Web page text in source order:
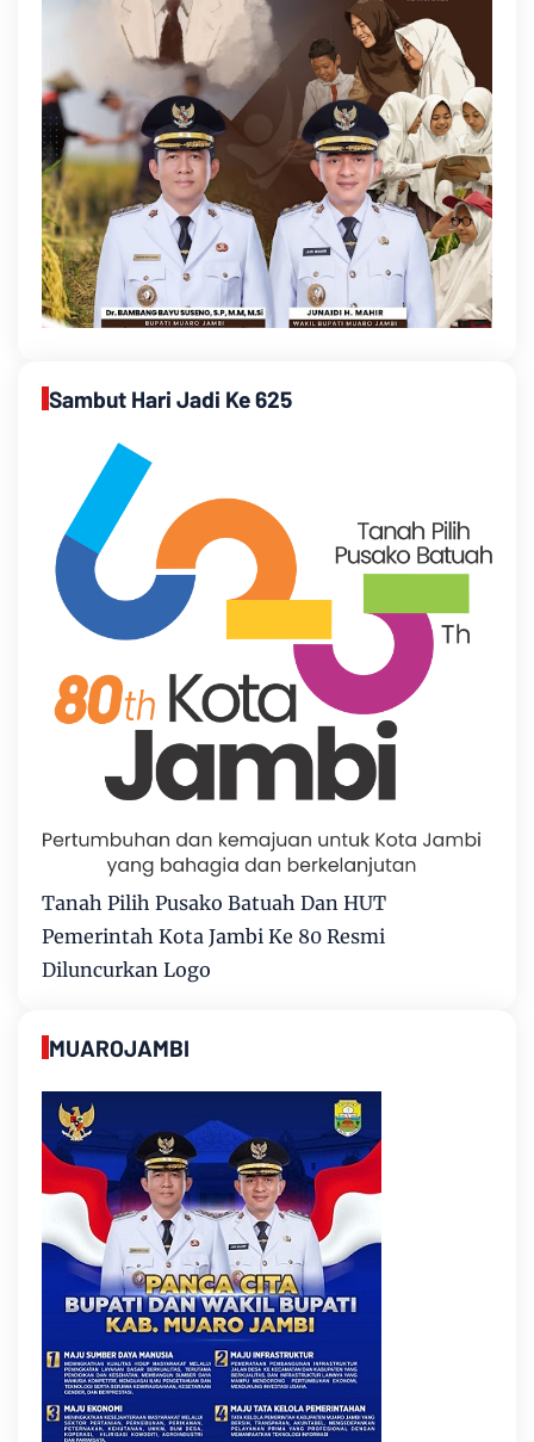
Sambut Hari Jadi Ke 625
Tanah Pilih Pusako Batuah Dan HUT
Pemerintah Kota Jambi Ke 80 Resmi
Diluncurkan Logo
MUAROJAMBI